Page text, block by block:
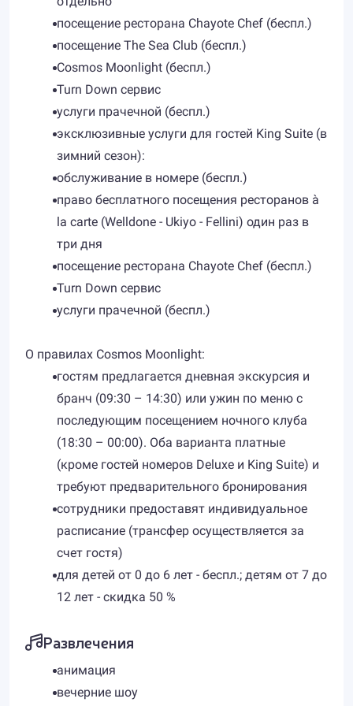
посещение ресторана Chayote Chef (беспл.)
посещение The Sea Club (беспл.)
Cosmos Moonlight (беспл.)
Turn Down сервис
услуги прачечной (беспл.)
эксклюзивные услуги для гостей King Suite (в
зимний сезон):
обслуживание в номере (беспл.)
право бесплатного посещения ресторанов à
la carte (Welldone - Ukiyo - Fellini) один раз в
три дня
посещение ресторана Chayote Chef (беспл.)
Turn Down сервис
услуги прачечной (беспл.)
О правилах Cosmos Moonlight:
гостям предлагается дневная экскурсия и
бранч (09:30 – 14:30) или ужин по меню с
последующим посещением ночного клуба
(18:30 – 00:00). Оба варианта платные
(кроме гостей номеров Deluxe и King Suite) и
требуют предварительного бронирования
сотрудники предоставят индивидуальное
расписание (трансфер осуществляется за
счет гостя)
для детей от 0 до 6 лет - беспл.; детям от 7 до
12 лет - скидка 50 %
Развлечения
анимация
вечерние шоу